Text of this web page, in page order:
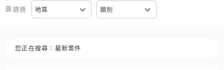
篩選 地區 類別
您正在搜尋： 最新案件